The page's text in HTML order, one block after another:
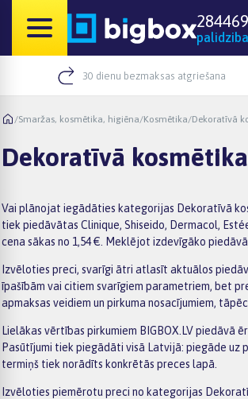
30 dienu bezmaksas atgriešana
/Smaržas, kosmētika, higiēna/Kosmētika/Dekoratīvā
Dekoratīvā
Vai plānojat iegādāties kategorijas Dekoratīvā
tiek piedāvātas Clinique, Shiseido, Dermacol,
cena sākas no 1,54 €. Meklējot izdevīgāko
Izvēloties preci, svarīgi ātri atlasīt aktuālos
īpašībām vai citiem svarīgiem parametriem, bet
apmaksas veidiem un pirkuma nosacījumiem,
Lielākas vērtības pirkumiem BIGBOX.LV piedāvā
Pasūtījumi tiek piegādāti visā Latvijā: piegāde uz
termiņš tiek norādīts konkrētās preces lapā.
Izvēloties piemērotu preci no kategorijas